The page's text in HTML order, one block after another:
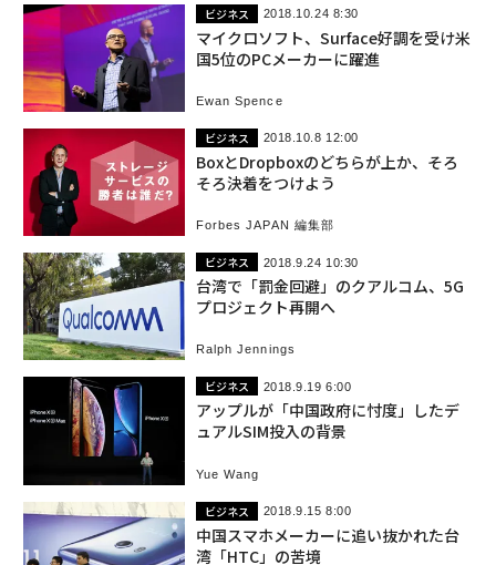
ビジネス 2018.10.24 8:30
マイクロソフト、Surface好調を受け米
国5位のPCメーカーに躍進
Ewan Spence
ビジネス 2018.10.8 12:00
BoxとDropboxのどちらが上か、そろ
そろ決着をつけよう
Forbes JAPAN 編集部
ビジネス 2018.9.24 10:30
台湾で「罰金回避」のクアルコム、5G
プロジェクト再開へ
Ralph Jennings
ビジネス 2018.9.19 6:00
アップルが「中国政府に忖度」したデ
ュアルSIM投入の背景
Yue Wang
ビジネス 2018.9.15 8:00
中国スマホメーカーに追い抜かれた台
湾「HTC」の苦境